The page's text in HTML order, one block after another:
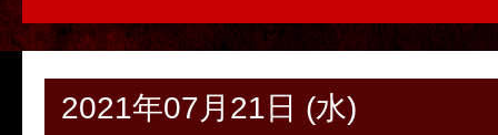
2021年07月21日 (水)